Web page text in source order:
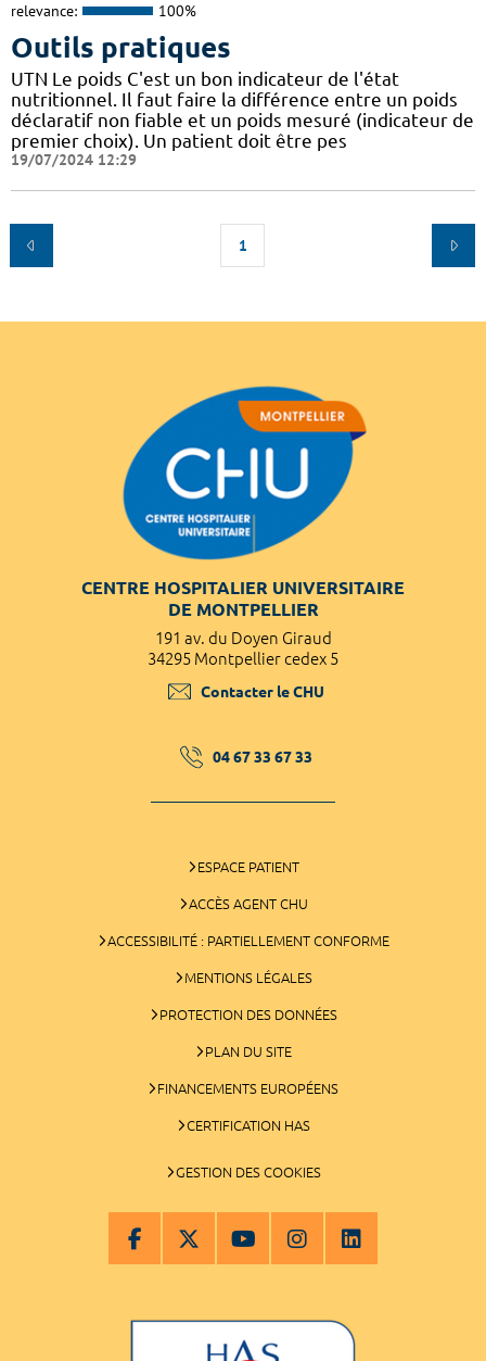
relevance: 100%
Outils pratiques
UTN Le poids C'est un bon indicateur de l'état
nutritionnel. Il faut faire la différence entre un poids
déclaratif non fiable et un poids mesuré (indicateur de
premier choix). Un patient doit être pes
19/07/2024 12:29
1
CENTRE HOSPITALIER UNIVERSITAIRE
DE MONTPELLIER
191 av. du Doyen Giraud
34295 Montpellier cedex 5
Contacter le CHU
04 67 33 67 33
ESPACE PATIENT
ACCÈS AGENT CHU
ACCESSIBILITÉ : PARTIELLEMENT CONFORME
MENTIONS LÉGALES
PROTECTION DES DONNÉES
PLAN DU SITE
FINANCEMENTS EUROPÉENS
CERTIFICATION HAS
GESTION DES COOKIES